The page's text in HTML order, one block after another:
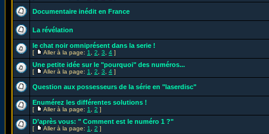
Documentaire inédit en France
La révélation
le chat noir omniprésent dans la serie !
[ Aller à la page: 1 2 3 4 ]
Une petite idée sur le "pourquoi" des numéros...
[ Aller à la page: 1 2 3 4 ]
Question aux possesseurs de la série en "laserdisc"
Enumérez les différentes solutions !
[ Aller à la page: 1 2 ]
D’après vous: " Comment est le numéro 1 ?"
[ Aller à la page: 1 2 ]